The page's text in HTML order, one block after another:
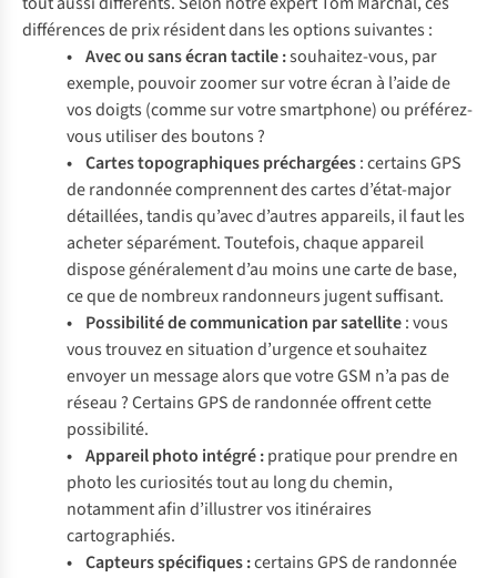
différences de prix résident dans les options suivantes :
• Avec ou sans écran tactile :souhaitez-vous, par
exemple, pouvoir zoomer sur votre écran à l’aide de
vos doigts (comme sur votre smartphone) ou préférez-
vous utiliser des boutons ?
• Cartes topographiques préchargées: certains GPS
de randonnée comprennent des cartes d’état-major
détaillées, tandis qu’avec d’autres appareils, il faut les
acheter séparément. Toutefois, chaque appareil
dispose généralement d’au moins une carte de base,
ce que de nombreux randonneurs jugent suffisant.
• Possibilité de communication par satellite: vous
vous trouvez en situation d’urgence et souhaitez
envoyer un message alors que votre GSM n’a pas de
réseau ? Certains GPS de randonnée offrent cette
possibilité.
• Appareil photo intégré :pratique pour prendre en
photo les curiosités tout au long du chemin,
notamment afin d’illustrer vos itinéraires
cartographiés.
• Capteurs spécifiques :certains GPS de randonnée